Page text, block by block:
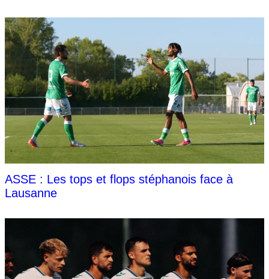
ASSE : Les tops et flops stéphanois face à
Lausanne